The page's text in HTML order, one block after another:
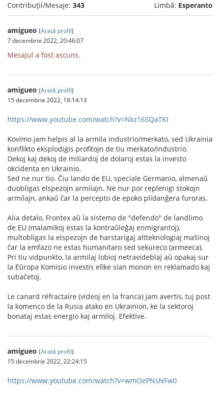
Contribuții/Mesaje: 343 Limbă: Esperanto
amigueo (Arată profil)
7 decembrie 2022, 20:46:07
Mesajul a fost ascuns.
amigueo (Arată profil)
15 decembrie 2022, 18:14:13
https://www.youtube.com/watch?v=Nkz16SQaTKI
Kovimo jam helpis al la armila industrio/merkato, sed Ukrainia
konflikto eksplodigis profitojn de tiu merkato/industrio.
Dekoj kaj dekoj de miliardoj de dolaroj estas la investo
okcidenta en Ukrainio.
Sed ne nur tio. Ĉiu lando de EU, speciale Germanio, almenaŭ
duobligas elspezojn armilajn. Ne nur por replenigi stokojn
armilajn, ankaŭ ĉar la percepto de epoko plidanĝera furoras.
Alia detalo, Frontex aŭ la sistemo de "defendo" de landlimo
de EU (malamikoj estas la kontraŭleĝaj enmigrantoj),
multobligas la elspezojn de harstarigaj altteknologiaj maŝinoj
ĉar la emfazo ne estas humanitaro sed sekureco (armeeca).
Pri tiu vidpunkto, la armilaj lobioj netravideblaj aŭ opakaj sur
la Eŭropa Komisio investis efike sian monon en reklamado kaj
subaĉetoj.
Le canard réfractaire (videoj en la franca) jam avertis, tuj post
la komenco de la Rusia atako en Ukrainion, ke la sektoroj
bonataj estas energio kaj armiloj. Efektive.
amigueo (Arată profil)
15 decembrie 2022, 22:24:15
https://www.youtube.com/watch?v=wmOePNsNFw0